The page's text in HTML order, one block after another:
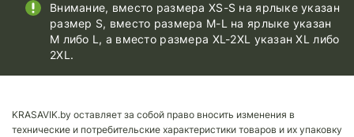
Внимание, вместо размера XS-S на ярлыке указан
размер S, вместо размера M-L на ярлыке указан
M либо L, а вместо размера XL-2XL указан XL либо
2XL.
KRASAVIK.by оставляет за собой право вносить изменения в
технические и потребительские характеристики товаров и их упаковку